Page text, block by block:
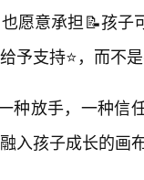
愿意承担📝孩
予支持⭐，而不
种放手，一种
入孩子成长的画